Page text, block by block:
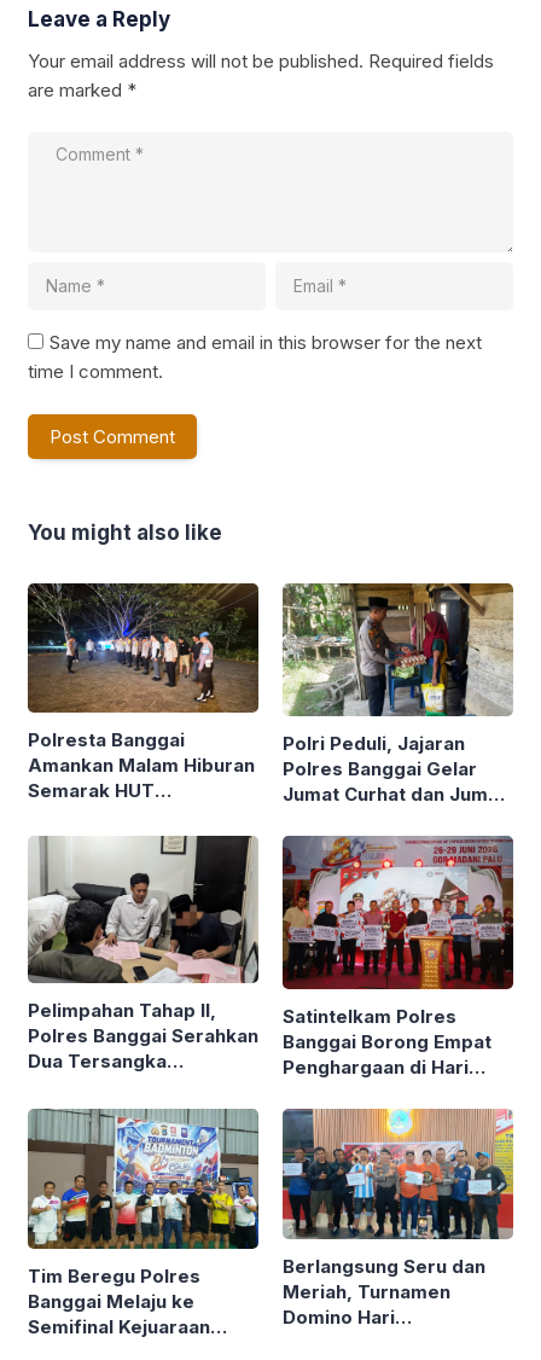
Leave a Reply
Your email address will not be published. Required fields
are marked *
Save my name and email in this browser for the next
time I comment.
You might also like
Polresta Banggai
Amankan Malam Hiburan
Semarak HUT
Polri Peduli, Jajaran
Polres Banggai Gelar
Jumat Curhat dan Jumat
Warga Sekaligus Bagi
Sembako
Pelimpahan Tahap II,
Polres Banggai Serahkan
Dua Tersangka
Satintelkam Polres
Banggai Borong Empat
Penghargaan di Hari
Polda Sulteng
Tim Beregu Polres
Banggai Melaju ke
Semifinal Kejuaraan
Berlangsung Seru dan
Meriah, Turnamen
Domino Hari